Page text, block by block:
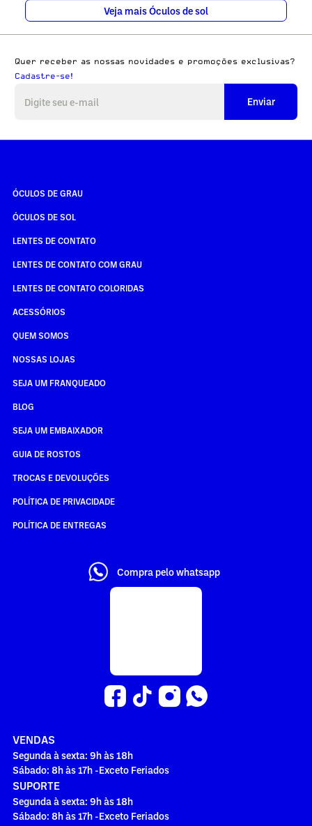
Veja mais Óculos de sol
Quer receber as nossas novidades e promoções exclusivas?
Cadastre-se!
Enviar
ÓCULOS DE GRAU
ÓCULOS DE SOL
LENTES DE CONTATO
LENTES DE CONTATO COM GRAU
LENTES DE CONTATO COLORIDAS
ACESSÓRIOS
QUEM SOMOS
NOSSAS LOJAS
SEJA UM FRANQUEADO
BLOG
SEJA UM EMBAIXADOR
GUIA DE ROSTOS
TROCAS E DEVOLUÇÕES
POLÍTICA DE PRIVACIDADE
POLÍTICA DE ENTREGAS
Compra pelo whatsapp
VENDAS
Segunda à sexta: 9h às 18h
Sábado: 8h às 17h -Exceto Feriados
SUPORTE
Segunda à sexta: 9h às 18h
Sábado: 8h às 17h -Exceto Feriados